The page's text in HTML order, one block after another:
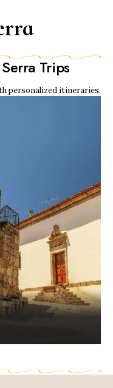
Trips
personalized itineraries.